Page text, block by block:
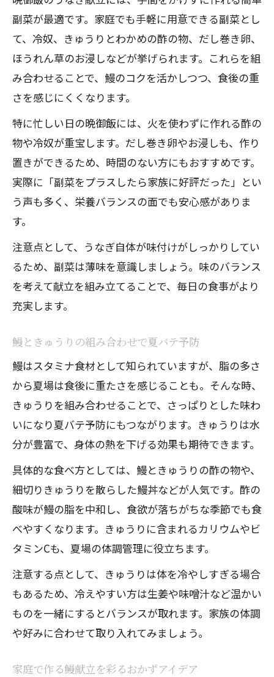
副菜が最適です。家庭でも手軽に用意できる副菜とし
て、冷奴、きゅうりとわかめの酢の物、だし巻き卵、
ほうれん草のお浸しなどが挙げられます。これらを組
み合わせることで、鰻のコクを活かしつつ、食後の重
さを感じにくくなります。
特に忙しい日の晩御飯には、火を使わずに作れる酢の
物や冷奴が重宝します。だし巻き卵やお浸しも、作り
置きができるため、時間のない方にもおすすめです。
実際に「副菜をプラスしたら家族に好評だった」とい
う声も多く、栄養バランスの面でも安心感がありま
す。
注意点として、うなぎ自体が味付けがしっかりしてい
るため、副菜は薄味を意識しましょう。味のバランス
を考えて献立を組み立てることで、毎日の食事がより
充実します。
鰻ときゅうりの組み合わせで夏バテ予防
鰻はスタミナ食材として知られていますが、脂の多さ
から夏場は食後に重たさを感じることも。そんな時、
きゅうりを組み合わせることで、さっぱりとした味わ
いになり夏バテ予防にもつながります。きゅうりは水
分が豊富で、身体の熱を下げる効果も期待できます。
具体的な食べ方としては、鰻ときゅうりの酢の物や、
細切りきゅうりを散らした鰻丼などが人気です。酢の
酸味が鰻の脂を中和し、食欲が落ちがちな季節でも食
べやすくなります。きゅうりに含まれるカリウムやビ
タミンCも、夏場の体調管理に役立ちます。
注意する点として、きゅうりは体を冷やしすぎる場合
もあるため、冷えやすい方は生姜や味噌汁など温かい
ものを一緒にするとバランスが取れます。家族の体調
や好みに合わせて取り入れてみましょう。
家庭で作る鰻献立を彩るおかずアイデア